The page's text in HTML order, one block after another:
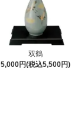
双鶴
5,000円(税込5,500円)